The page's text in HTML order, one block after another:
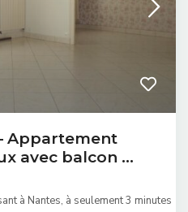
Appartement
avec balcon ...
à Nantes, à seulement 3 minutes